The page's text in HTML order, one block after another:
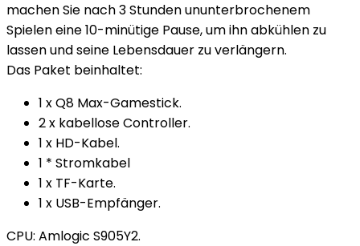
machen Sie nach 3 Stunden ununterbrochenem
Spielen eine 10-minütige Pause, um ihn abkühlen zu
lassen und seine Lebensdauer zu verlängern.
Das Paket beinhaltet:
1 x Q8 Max-Gamestick.
2 x kabellose Controller.
1 x HD-Kabel.
1 * Stromkabel
1 x TF-Karte.
1 x USB-Empfänger.
CPU: Amlogic S905Y2.